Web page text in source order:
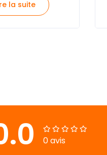
la suite
0 avis